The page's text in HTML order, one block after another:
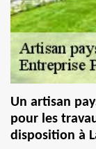
Un artisan
pour les
disposition à